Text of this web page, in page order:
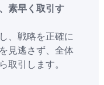
素早く取引す
、戦略を正確に
見逃さず、全体
取引します。